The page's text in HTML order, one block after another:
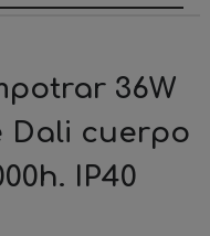
36W
Dali cuerpo
IP40